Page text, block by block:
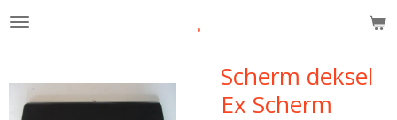
Ga
de
hoofdinhoud
.
Scherm deksel
Ex Scherm